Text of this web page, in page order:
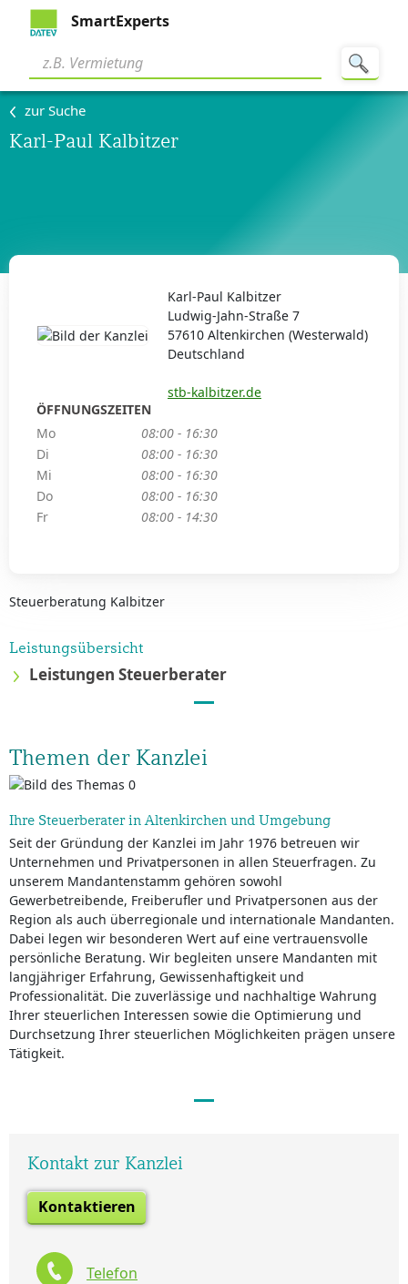
SmartExperts
zur Suche
Karl-Paul Kalbitzer
Steuerberatung Kalbitzer
Leistungsübersicht
Leistungen Steuerberater
Themen der Kanzlei
Ihre Steuerberater in Altenkirchen und Umgebung
Seit der Gründung der Kanzlei im Jahr 1976 betreuen wir
Unternehmen und Privatpersonen in allen Steuerfragen. Zu
unserem Mandantenstamm gehören sowohl
Gewerbetreibende, Freiberufler und Privatpersonen aus der
Region als auch überregionale und internationale Mandanten.
Dabei legen wir besonderen Wert auf eine vertrauensvolle
persönliche Beratung. Wir begleiten unsere Mandanten mit
langjähriger Erfahrung, Gewissenhaftigkeit und
Professionalität. Die zuverlässige und nachhaltige Wahrung
Ihrer steuerlichen Interessen sowie die Optimierung und
Durchsetzung Ihrer steuerlichen Möglichkeiten prägen unsere
Tätigkeit.
Karl-Paul Kalbitzer
Ludwig-Jahn-Straße 7
57610 Altenkirchen (Westerwald)
Deutschland
stb-kalbitzer.de
ÖFFNUNGSZEITEN
Mo
08:00 - 16:30
Di
08:00 - 16:30
Mi
08:00 - 16:30
Do
08:00 - 16:30
Fr
08:00 - 14:30
Kontakt zur Kanzlei
Kontaktieren
Telefon